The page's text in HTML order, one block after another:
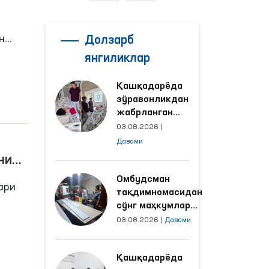
Долзарб
янгиликлар
Қашқадарёда
зўравонликдан
жабрланган
аёлнинг ҳолати
Омбудсман
03.08.2026
Давоми
Омбудсман
тақдимномасидан
сўнг маҳкумлар
меҳнат қилаётган
яхшиланди
03.08.2026 Давоми
Қашқадарёда